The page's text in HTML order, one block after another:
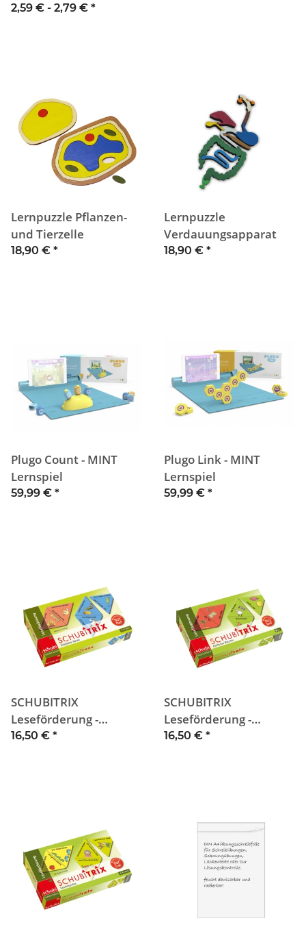
2,59 € - 2,79 € *
Lernpuzzle Pflanzen-
und Tierzelle
18,90 € *
Lernpuzzle
Verdauungsapparat
18,90 € *
Plugo Count - MINT
Lernspiel
59,99 € *
Plugo Link - MINT
Lernspiel
59,99 € *
SCHUBITRIX
Leseförderung -
Einfache Sätze
16,50 € *
SCHUBITRIX
Leseförderung -
Einfache Wörter
16,50 € *